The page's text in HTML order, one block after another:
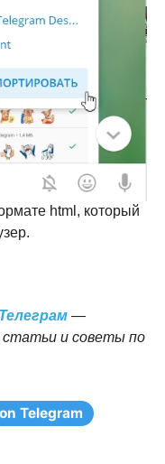
html, который
—
статьи и советы по
Telegram